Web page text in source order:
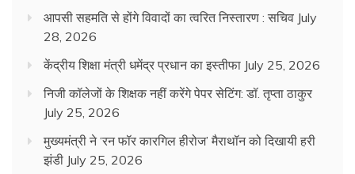
आपसी सहमति से होंगे विवादों का त्वरित निस्तारण : सचिव July
28, 2026
केंद्रीय शिक्षा मंत्री धमेंद्र प्रधान का इस्तीफा July 25, 2026
निजी कॉलेजों के शिक्षक नहीं करेंगे पेपर सेटिंग: डॉ. तृप्ता ठाकुर
July 25, 2026
मुख्यमंत्री ने ‘रन फॉर कारगिल हीरोज’ मैराथॉन को दिखायी हरी
झंडी July 25, 2026